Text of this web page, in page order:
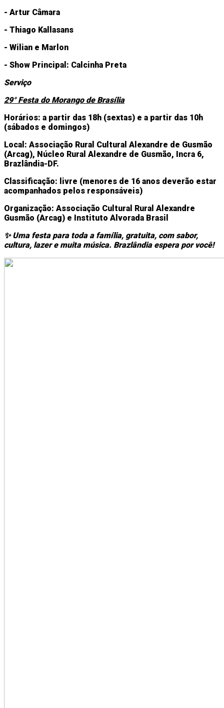
- Artur Câmara
- Thiago Kallasans
- Wilian e Marlon
- Show Principal: Calcinha Preta
Serviço
29° Festa do Morango de Brasília
Horários: a partir das 18h (sextas) e a partir das 10h
(sábados e domingos)
Local: Associação Rural Cultural Alexandre de Gusmão
(Arcag), Núcleo Rural Alexandre de Gusmão, Incra 6,
Brazlândia-DF.
Classificação: livre (menores de 16 anos deverão estar
acompanhados pelos responsáveis)
Organização: Associação Cultural Rural Alexandre
Gusmão (Arcag) e Instituto Alvorada Brasil
✨Uma festa para toda a família, gratuita, com sabor,
cultura, lazer e muita música. Brazlândia espera por você!